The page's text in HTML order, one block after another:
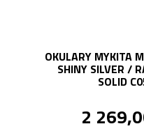
OKULARY MYKITA
SHINY SILVER /
SOLID
2